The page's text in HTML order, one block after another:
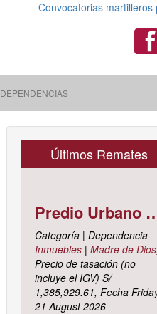
Convocatorias martilleros
Sociales
DEPENDENCIAS
Últimos Remates
Predio Urbano Jirón LIBERTAD Mz. 5-H, Lote 23, TAMBOPATA - TAMBOPATA - MADRE DE DIOS ; cuyo dominio corre inscrito en la
Categoría | Dependencia
Inmuebles| Madre de Dios
Precio de tasación (no
incluye el IGV) S/
1,385,929.61, Fecha
21 August 2026